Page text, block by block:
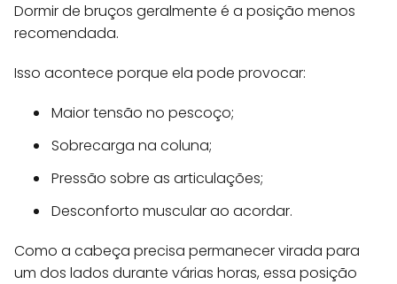
Dormir de bruços geralmente é a posição menos
recomendada.
Isso acontece porque ela pode provocar:
Maior tensão no pescoço;
Sobrecarga na coluna;
Pressão sobre as articulações;
Desconforto muscular ao acordar.
Como a cabeça precisa permanecer virada para
um dos lados durante várias horas, essa posição